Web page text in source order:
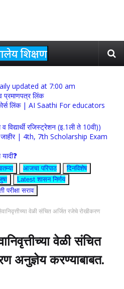
Daily updated at 7:00 am
प्रमाणपत्र लिंक
कोर्स लिंक | AI Saathi For educators
विद्यार्थी रजिस्ट्रेशन (इ.1ली ते 10वी))
जाहीर | 4th, 7th Scholarship Exam
आजचा परिपाठ
दिनविशेष
Latest शासन निर्णय
परीक्षा सराव
वेळी संचित अर्जित रजेचे रोखीकरण
वेळी संचित
अनुज्ञेय करण्याबाबत.